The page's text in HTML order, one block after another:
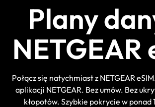
Plany
NETGEAR
Połącz się natychmiast z NETGEAR
aplikacji NETGEAR. Bez umów. Bez
kłopotów. Szybkie pokrycie w ponad